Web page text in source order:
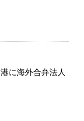
に海外合弁法人